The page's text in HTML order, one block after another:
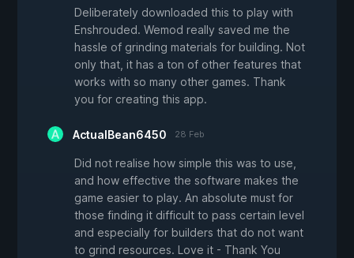
Deliberately downloaded this to play with
Enshrouded. Wemod really saved me the
hassle of grinding materials for building. Not
only that, it has a ton of other features that
works with so many other games. Thank
you for creating this app.
ActualBean6450 28 Feb
Did not realise how simple this was to use,
and how effective the software makes the
game easier to play. An absolute must for
those finding it difficult to pass certain level
and especially for builders that do not want
to grind resources. Love it - Thank You